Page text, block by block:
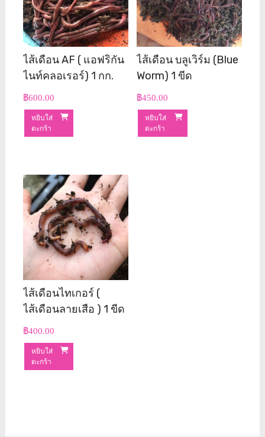
ไส้เดือน AF ( แอฟริกัน
ไนท์คลอเรอร์) 1 กก.
฿600.00
หยิบใส่
ตะกร้า
ไส้เดือน บลูเวิร์ม (blue
Worm) 1 ขีด
฿450.00
หยิบใส่
ตะกร้า
ไส้เดือนไทเกอร์ (
ไส้เดือนลายเสือ ) 1 ขีด
฿400.00
หยิบใส่
ตะกร้า